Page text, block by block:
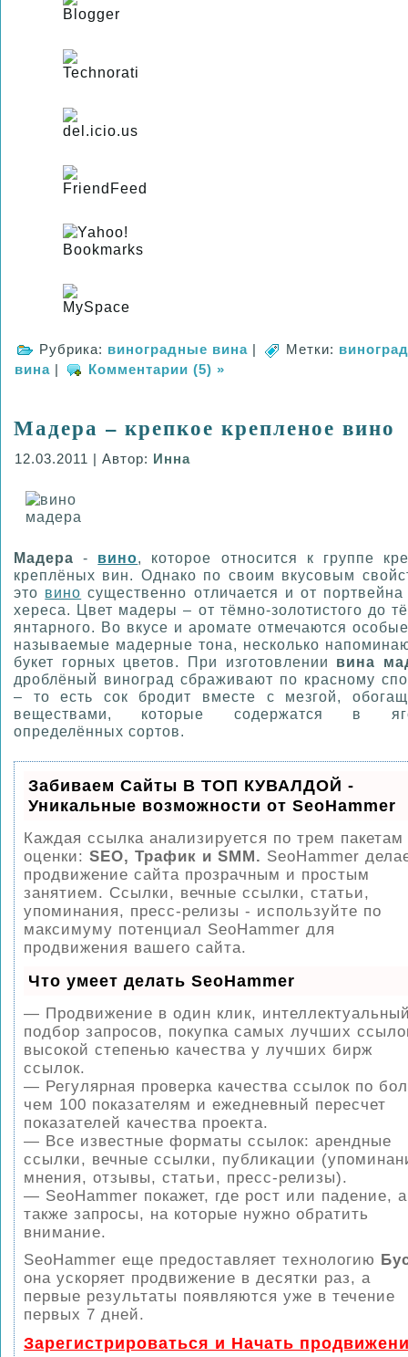
Рубрика: виноградные вина | Метки:
вина | Комментарии (5) »
Мадера – крепкое крепленое вино
12.03.2011 | Автор: Инна
Мадера - вино, которое относится к группе
креплёных вин. Однако по своим вкусовым
это вино существенно отличается и от
хереса. Цвет мадеры – от тёмно-золотистого до
янтарного. Во вкусе и аромате отмечаются
называемые мадерные тона, несколько
букет горных цветов. При изготовлении вина
дроблёный виноград сбраживают по красному
– то есть сок бродит вместе с мезгой,
веществами, которые содержатся в
определённых сортов.
Забиваем Сайты В ТОП КУВАЛДОЙ -
Уникальные возможности от SeoHammer
Каждая ссылка анализируется по трем пакетам
оценки: SEO, Трафик и SMM. SeoHammer
продвижение сайта прозрачным и простым
занятием. Ссылки, вечные ссылки, статьи,
упоминания, пресс-релизы - используйте по
максимуму потенциал SeoHammer для
продвижения вашего сайта.
Что умеет делать SeoHammer
— Продвижение в один клик,
подбор запросов, покупка самых лучших
высокой степенью качества у лучших бирж
ссылок.
— Регулярная проверка качества ссылок по
чем 100 показателям и ежедневный пересчет
показателей качества проекта.
— Все известные форматы ссылок: арендные
ссылки, вечные ссылки, публикации
мнения, отзывы, статьи, пресс-релизы).
— SeoHammer покажет, где рост или падение, а
также запросы, на которые нужно обратить
внимание.
SeoHammer еще предоставляет технологию
она ускоряет продвижение в десятки раз, а
первые результаты появляются уже в течение
первых 7 дней.
Зарегистрироваться и Начать